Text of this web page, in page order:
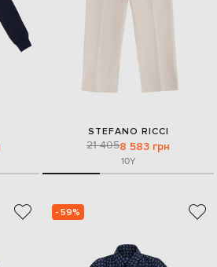
STEFANO RICCI
21 4058 583 грн
10Y
- 59%